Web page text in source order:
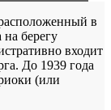
в
берегу
входит
До 1939 года
(или